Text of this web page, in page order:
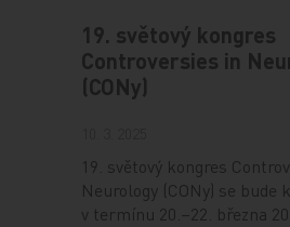
19. světový kongres
Controversies in
(CONy)
19. světový kongres
Neurology (CONy) se bude
v termínu 20.–22. března